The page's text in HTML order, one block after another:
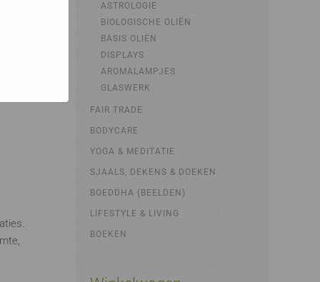
ASTROLOGIE
BIOLOGISCHE OLIËN
BASIS OLIËN
DISPLAYS
AROMALAMPJES
GLASWERK
FAIR TRADE
BODYCARE
YOGA & MEDITATIE
SJAALS, DEKENS & DOEKEN
BOEDDHA (BEELDEN)
LIFESTYLE & LIVING
BOEKEN
van